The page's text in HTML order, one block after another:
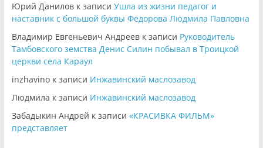
Юрий Даниловк записи Ушла из жизни педагог и
наставник с большой буквы Федорова Людмила Павловна
Владимир Евгеньевич Андреевк записи Руководитель
Тамбовского земства Денис Силин побывал в Троицкой
церкви села Караул
inzhavinoк записи Инжавинский маслозавод
Людмила к записи Инжавинский маслозавод
Забадыкин Андрей к записи «КРАСИВКА ФИЛЬМ»
представляет